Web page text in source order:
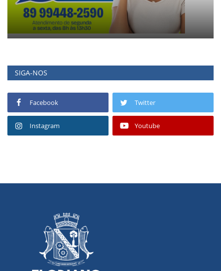
SIGA-NOS
Facebook Twitter
Instagram Youtube